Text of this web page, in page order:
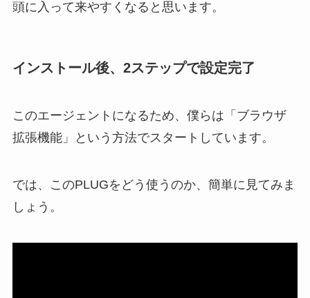
頭に入って来やすくなると思います。
インストール後、2ステップで設定完了
このエージェントになるため、僕らは「ブラウザ
拡張機能」という方法でスタートしています。
では、このPLUGをどう使うのか、簡単に見てみま
しょう。